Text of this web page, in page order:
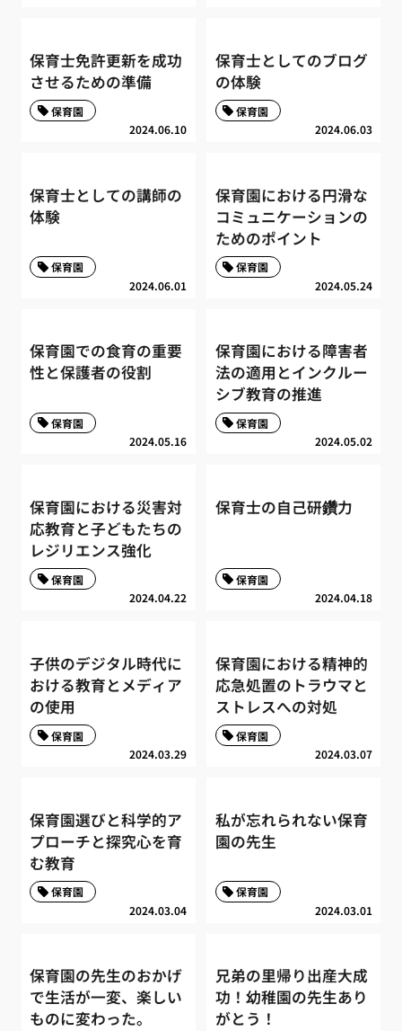
保育士免許更新を成功
させるための準備
2024.06.10
保育園
保育士としてのブログ
の体験
2024.06.03
保育園
保育士としての講師の
体験
2024.06.01
保育園
保育園における円滑な
コミュニケーションの
ためのポイント
2024.05.24
保育園
保育園での食育の重要
性と保護者の役割
2024.05.16
保育園
保育園における障害者
法の適用とインクルー
シブ教育の推進
2024.05.02
保育園
保育園における災害対
応教育と子どもたちの
レジリエンス強化
2024.04.22
保育園
保育士の自己研鑽力
2024.04.18
保育園
子供のデジタル時代に
おける教育とメディア
の使用
2024.03.29
保育園
保育園における精神的
応急処置のトラウマと
ストレスへの対処
2024.03.07
保育園
保育園選びと科学的ア
プローチと探究心を育
む教育
2024.03.04
保育園
私が忘れられない保育
園の先生
2024.03.01
保育園
保育園の先生のおかげ
で生活が一変、楽しい
ものに変わった。
兄弟の里帰り出産大成
功！幼稚園の先生あり
がとう！